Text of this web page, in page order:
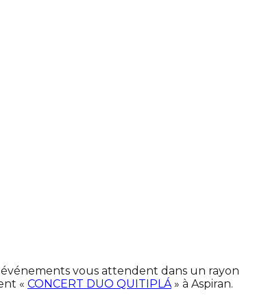
événements vous attendent dans un rayon
« CONCERT DUO QUITIPLÁ » à Aspiran.